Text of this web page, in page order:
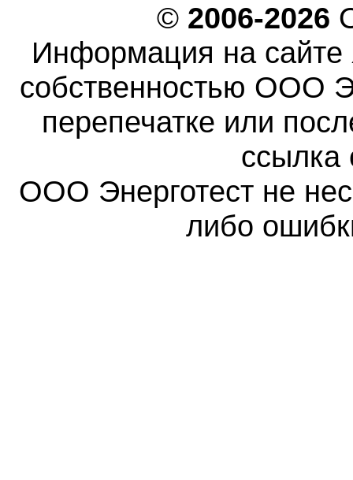
© 2006-2026
Информация на сайте
собственностью ООО
перепечатке или
ссылка
ООО Энерготест не
либо